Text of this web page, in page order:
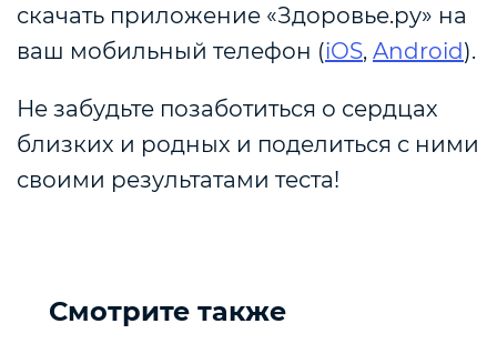
скачать приложение «Здоровье.ру» на
ваш мобильный телефон (iOS, Android).
Не забудьте позаботиться о сердцах
близких и родных и поделиться с ними
своими результатами теста!
Смотрите также